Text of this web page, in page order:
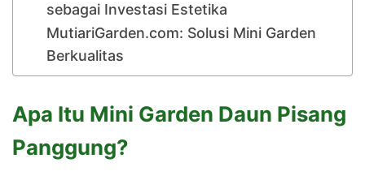
sebagai Investasi Estetika
MutiariGarden.com: Solusi Mini Garden
Berkualitas
Apa Itu Mini Garden Daun Pisang
Panggung?